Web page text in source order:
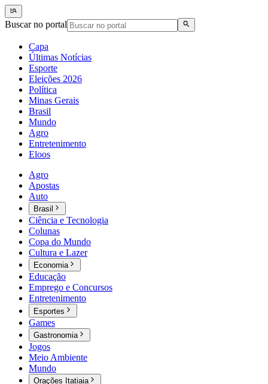
Buscar no portal
Capa
Últimas Notícias
Esporte
Eleições 2026
Política
Minas Gerais
Brasil
Mundo
Agro
Entretenimento
Eloos
Agro
Apostas
Auto
Brasil
Ciência e Tecnologia
Colunas
Copa do Mundo
Cultura e Lazer
Economia
Educação
Emprego e Concursos
Entretenimento
Esportes
Games
Gastronomia
Jogos
Meio Ambiente
Mundo
Orações Itatiaia